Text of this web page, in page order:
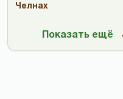
Челнах
Показать ещё